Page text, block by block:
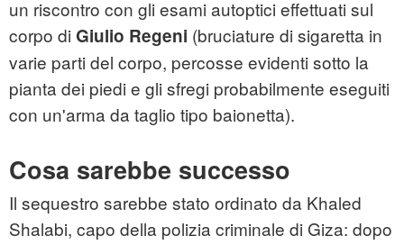
un riscontro con gli esami autoptici effettuati sul
corpo di Giulio Regeni (bruciature di sigaretta in
varie parti del corpo, percosse evidenti sotto la
pianta dei piedi e gli sfregi probabilmente eseguiti
con un'arma da taglio tipo baionetta).
Cosa sarebbe successo
Il sequestro sarebbe stato ordinato da Khaled
Shalabi, capo della polizia criminale di Giza: dopo